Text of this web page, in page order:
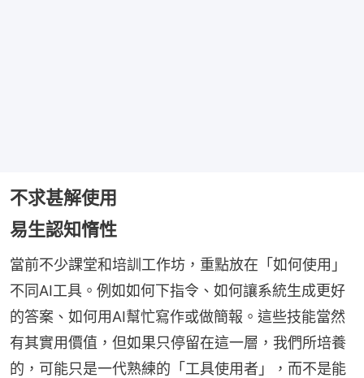
不求甚解使用
易生認知惰性
當前不少課堂和培訓工作坊，重點放在「如何使用」
不同AI工具。例如如何下指令、如何讓系統生成更好
的答案、如何用AI幫忙寫作或做簡報。這些技能當然
有其實用價值，但如果只停留在這一層，我們所培養
的，可能只是一代熟練的「工具使用者」，而不是能